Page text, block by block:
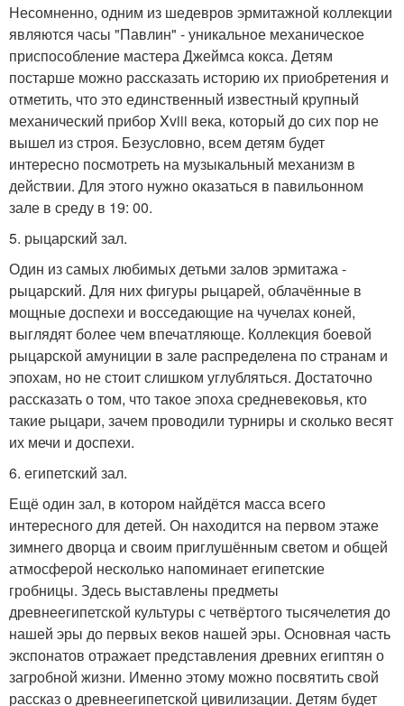
Несомненно, одним из шедевров эрмитажной коллекции
являются часы "Павлин" - уникальное механическое
приспособление мастера Джеймса кокса. Детям
постарше можно рассказать историю их приобретения и
отметить, что это единственный известный крупный
механический прибор Xviii века, который до сих пор не
вышел из строя. Безусловно, всем детям будет
интересно посмотреть на музыкальный механизм в
действии. Для этого нужно оказаться в павильонном
зале в среду в 19: 00.
5. рыцарский зал.
Один из самых любимых детьми залов эрмитажа -
рыцарский. Для них фигуры рыцарей, облачённые в
мощные доспехи и восседающие на чучелах коней,
выглядят более чем впечатляюще. Коллекция боевой
рыцарской амуниции в зале распределена по странам и
эпохам, но не стоит слишком углубляться. Достаточно
рассказать о том, что такое эпоха средневековья, кто
такие рыцари, зачем проводили турниры и сколько весят
их мечи и доспехи.
6. египетский зал.
Ещё один зал, в котором найдётся масса всего
интересного для детей. Он находится на первом этаже
зимнего дворца и своим приглушённым светом и общей
атмосферой несколько напоминает египетские
гробницы. Здесь выставлены предметы
древнеегипетской культуры с четвёртого тысячелетия до
нашей эры до первых веков нашей эры. Основная часть
экспонатов отражает представления древних египтян о
загробной жизни. Именно этому можно посвятить свой
рассказ о древнеегипетской цивилизации. Детям будет